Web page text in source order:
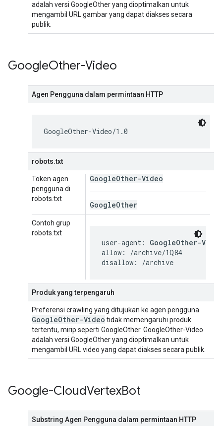
adalah versi GoogleOther yang dioptimalkan untuk
mengambil URL gambar yang dapat diakses secara
publik.
GoogleOther-Video
Agen Pengguna dalam permintaan HTTP
GoogleOther-Video/1.0
robots.txt
Token agen
pengguna di
robots.txt
GoogleOther-Video
GoogleOther
Contoh grup
robots.txt
user-agent: GoogleOther-
allow: /archive/1Q84
disallow: /archive
Produk yang terpengaruh
Preferensi crawling yang ditujukan ke agen pengguna
GoogleOther-Video tidak memengaruhi produk
tertentu, mirip seperti GoogleOther. GoogleOther-Video
adalah versi GoogleOther yang dioptimalkan untuk
mengambil URL video yang dapat diakses secara publik.
Google-CloudVertexBot
Substring Agen Pengguna dalam permintaan HTTP